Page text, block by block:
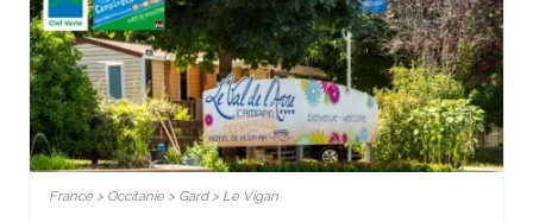
France > Occitanie > Gard > Le Vigan